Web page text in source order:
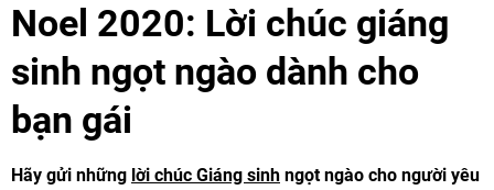
Noel 2020: Lời chúc giáng
sinh ngọt ngào dành cho
bạn gái
Hãy gửi những lời chúc Giáng sinh ngọt ngào cho người yêu